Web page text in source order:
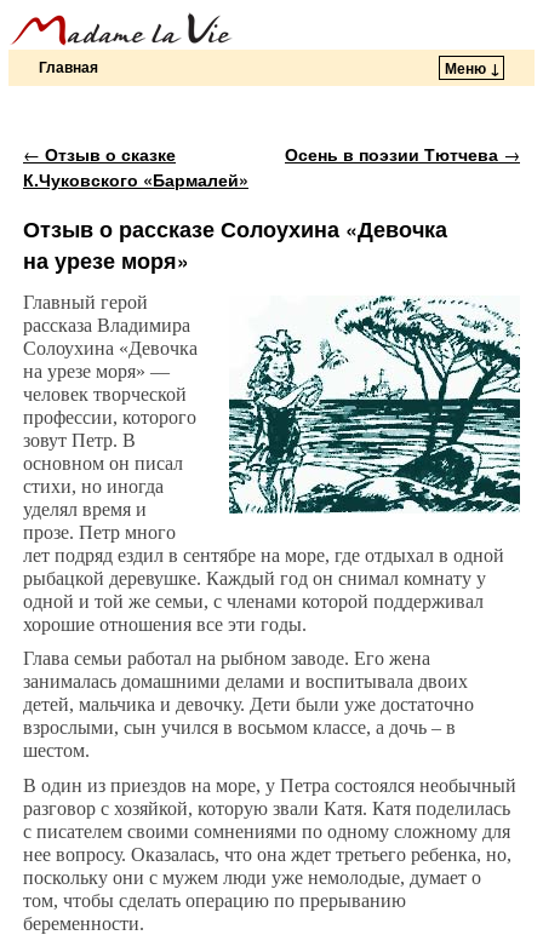
Главная Меню ↓
Навигация по записям
← Отзыв о сказке
К.Чуковского «Бармалей»
Осень в поэзии Тютчева →
Отзыв о рассказе Солоухина «Девочка
на урезе моря»
Главный герой
рассказа Владимира
Солоухина «Девочка
на урезе моря» —
человек творческой
профессии, которого
зовут Петр. В
основном он писал
стихи, но иногда
уделял время и
прозе. Петр много
лет подряд ездил в сентябре на море, где отдыхал в одной
рыбацкой деревушке. Каждый год он снимал комнату у
одной и той же семьи, с членами которой поддерживал
хорошие отношения все эти годы.
Глава семьи работал на рыбном заводе. Его жена
занималась домашними делами и воспитывала двоих
детей, мальчика и девочку. Дети были уже достаточно
взрослыми, сын учился в восьмом классе, а дочь – в
шестом.
В один из приездов на море, у Петра состоялся необычный
разговор с хозяйкой, которую звали Катя. Катя поделилась
с писателем своими сомнениями по одному сложному для
нее вопросу. Оказалась, что она ждет третьего ребенка, но,
поскольку они с мужем люди уже немолодые, думает о
том, чтобы сделать операцию по прерыванию
беременности.